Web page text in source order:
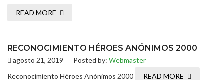
READ MORE
RECONOCIMIENTO HÉROES ANÓNIMOS 2000
agosto 21, 2019 Posted by: Webmaster
Reconocimiento Héroes Anónimos 2000
READ MORE